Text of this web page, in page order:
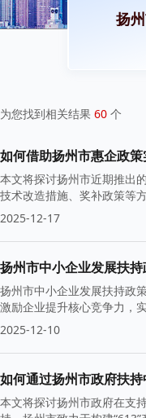
扬
为您找到相关结果 60 个
如何借助扬州市惠企政
本文将探讨扬州市近期推出
技术改造措施、奖补政策等
2025-12-17
扬州市中小企业发展扶
扬州市中小企业发展扶持政
激励企业提升核心竞争力，
2025-12-10
如何通过扬州市政府扶
本文将探讨扬州市政府在支